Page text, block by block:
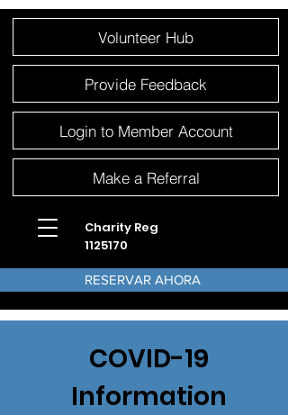
website
includes
Volunteer Hub
Provide Feedback
Login to Member Account
Make a Referral
Charity Reg
1125170
RESERVAR AHORA
COVID-19
Information